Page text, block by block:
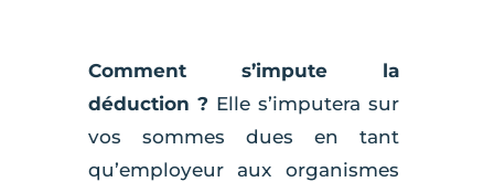
Comment s’impute la
déduction ? Elle s’imputera sur
vos sommes dues en tant
qu’employeur aux organismes